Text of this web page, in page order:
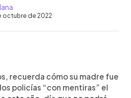
octubre de 2022
recuerda cómo su madre fue
policías “con mentiras” el